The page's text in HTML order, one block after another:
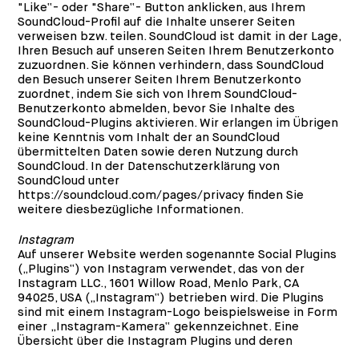
"Like“- oder "Share“- Button anklicken, aus Ihrem
SoundCloud-Profil auf die Inhalte unserer Seiten
verweisen bzw. teilen. SoundCloud ist damit in der Lage,
Ihren Besuch auf unseren Seiten Ihrem Benutzerkonto
zuzuordnen. Sie können verhindern, dass SoundCloud
den Besuch unserer Seiten Ihrem Benutzerkonto
zuordnet, indem Sie sich von Ihrem SoundCloud-
Benutzerkonto abmelden, bevor Sie Inhalte des
SoundCloud-Plugins aktivieren. Wir erlangen im Übrigen
keine Kenntnis vom Inhalt der an SoundCloud
übermittelten Daten sowie deren Nutzung durch
SoundCloud. In der Datenschutzerklärung von
SoundCloud unter
https://soundcloud.com/pages/privacy finden Sie
weitere diesbezügliche Informationen.
Instagram
Auf unserer Website werden sogenannte Social Plugins
(„Plugins“) von Instagram verwendet, das von der
Instagram LLC., 1601 Willow Road, Menlo Park, CA
94025, USA („Instagram“) betrieben wird. Die Plugins
sind mit einem Instagram-Logo beispielsweise in Form
einer „Instagram-Kamera“ gekennzeichnet. Eine
Übersicht über die Instagram Plugins und deren